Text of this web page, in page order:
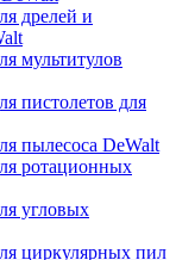
дрелей и
мультитулов
пистолетов для
пылесоса DeWalt
ротационных
угловых
циркулярных пил